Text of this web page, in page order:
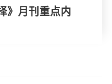
》月刊重点内